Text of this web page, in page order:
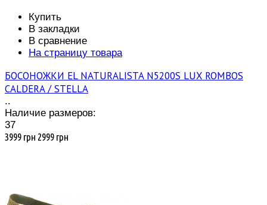
Купить
В закладки
В сравнение
На страницу товара
БОСОНОЖКИ EL NATURALISTA N5200S LUX ROMBOS
CALDERA / STELLA
..
Наличие размеров:
37
3999 грн 2999 грн